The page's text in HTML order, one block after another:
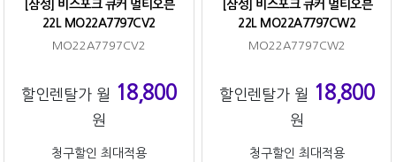
[삼성] 비스포크 큐커 멀티오븐
22L MO22A7797CV2
MO22A7797CV2
할인렌탈가 월 18,800
원
청구할인 최대적용
[삼성] 비스포크 큐커 멀티오븐
22L MO22A7797CW2
MO22A7797CW2
할인렌탈가 월 18,800
원
청구할인 최대적용